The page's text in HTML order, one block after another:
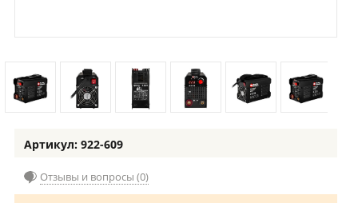
Артикул: 922-609
Отзывы и вопросы (0)